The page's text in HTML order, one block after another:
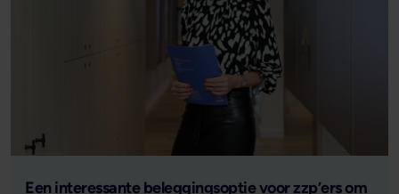
Lees verder
Een interessante beleggingsoptie voor zzp’ers om